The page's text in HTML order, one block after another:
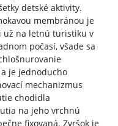
detské aktivity.
membránou je
už na letnú turistiku v
počasí, všade sa
a je jednoducho
mechanizmus
chodidla
na jeho vrchnú
fixovaná. Zvršok je